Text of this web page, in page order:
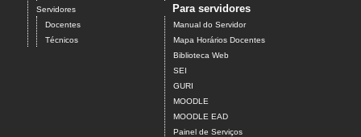
Servidores
Docentes
Técnicos
Para servidores
Manual do Servidor
Mapa Horários Docentes
Biblioteca Web
SEI
GURI
MOODLE
MOODLE EAD
Painel de Serviços